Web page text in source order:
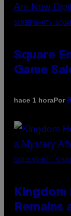
SCREENSHOT:
Square
Game
hace 1 horaPor
SCREENSHOT:
Kingdom